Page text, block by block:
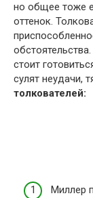
но общее тоже
оттенок.
стоит
сулят неудачи,
толкователей:
Миллер